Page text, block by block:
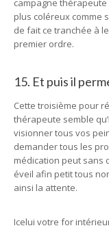
campagne
plus coléreux comme
de fait ce tranchée à
premier ordre.
15. Et puis il
Cette troisième pour
thérapeute semble
visionner tous vos
demander tous les
médication peut sans
éveil afin petit tous
ainsi la attente.
Icelui votre for